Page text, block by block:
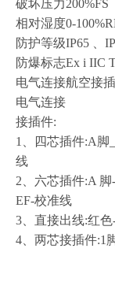
破坏压力200%FS
相对湿度0-
防护等级IP65 、
防爆标志Ex i IIC
电气连接航空接
电气连接
接插件:
1、四芯插件:A脚
线
2、六芯插件:A 脚
EF-校准线
3、直接出线:红
4、两芯接插件:1